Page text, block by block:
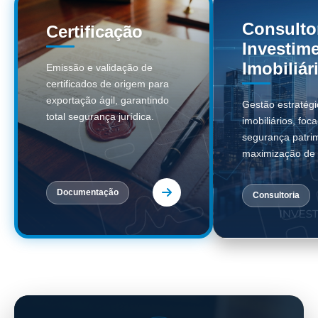
Certificação
Emissão e validação de
certificados de origem para
exportação ágil, garantindo
total segurança jurídica.
Documentação
Gestão
imobiliários,
segurança
maximização
Consultoria